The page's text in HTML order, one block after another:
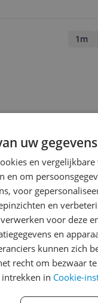
1m
uw gegevens
en
en om
voor
en
voor deze
en
kunnen zich
recht om bezwaar
in Cookie-